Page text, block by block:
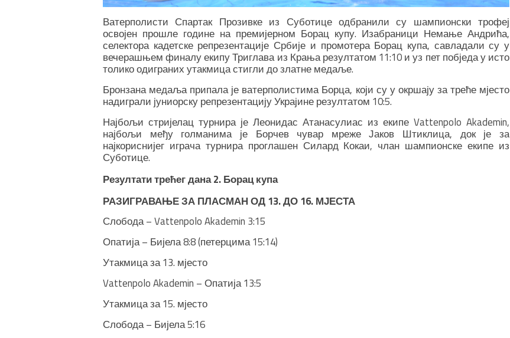
Ватерполисти Спартак Прозивке из Суботице одбранили су шампионски трофеј
освојен прошле године на премијерном Борац купу. Изабраници Немање Андрића,
селектора кадетске репрезентације Србије и промотера Борац купа, савладали су у
вечерашњем финалу екипу Триглава из Крања резултатом 11:10 и уз пет побједа у исто
толико одиграних утакмица стигли до златне медаље.
Бронзана медаља припала је ватерполистима Борца, који су у окршају за треће мјесто
надиграли јуниорску репрезентацију Украјине резултатом 10:5.
Најбољи стријелац турнира је Леонидас Атанасулиас из екипе Vattenpolo Akademin,
најбољи међу голманима је Борчев чувар мреже Јаков Штиклица, док је за
најкориснијег играча турнира проглашен Силард Кокаи, члан шампионске екипе из
Суботице.
Резултати трећег дана 2. Борац купа
РАЗИГРАВАЊЕ ЗА ПЛАСМАН ОД 13. ДО 16. МЈЕСТА
Слобода – Vattenpolo Akademin 3:15
Опатија – Бијела 8:8 (петерцима 15:14)
Утакмица за 13. мјесто
Vattenpolo Akademin – Опатија 13:5
Утакмица за 15. мјесто
Слобода – Бијела 5:16